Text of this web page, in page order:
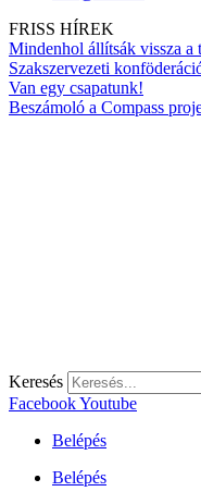
FRISS HÍREK
Mindenhol állítsák vissza a
Szakszervezeti
Van egy csapatunk!
Beszámoló a Compass
Keresés
FacebookYoutube
Belépés
Belépés